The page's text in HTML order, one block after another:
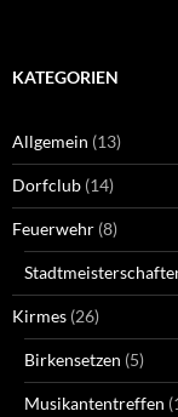
KATEGORIEN
Allgemein (13)
Dorfclub (14)
Feuerwehr (8)
Kirmes (26)
Birkensetzen (5)
Musikantentreffen